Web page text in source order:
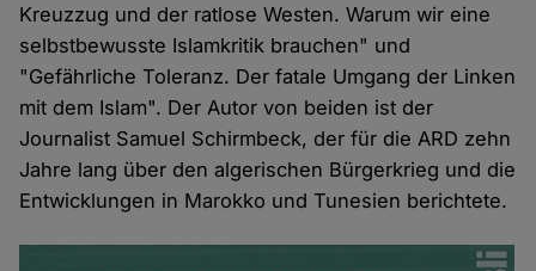
Kreuzzug und der ratlose Westen. Warum wir eine
selbstbewusste Islamkritik brauchen" und
"Gefährliche Toleranz. Der fatale Umgang der Linken
mit dem Islam". Der Autor von beiden ist der
Journalist Samuel Schirmbeck, der für die ARD zehn
Jahre lang über den algerischen Bürgerkrieg und die
Entwicklungen in Marokko und Tunesien berichtete.